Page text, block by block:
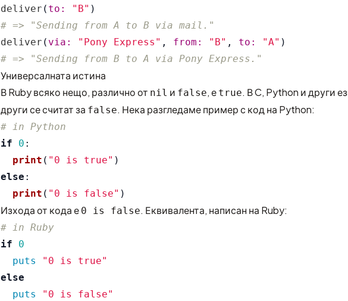
deliver ( to: "B" )
# => "Sending from A to B via mail."
deliver ( via: "Pony Express" , from: "B" , to: "A" )
# => "Sending from B to A via Pony Express."
Универсалната истина
В Ruby всяко нещо, различно от nil и false, е true. В C, Python и други
други се считат за false. Нека разгледаме пример с код на Python:
if
0 :
print ( " 0 is true" )
else :
print ( " 0 is false" )
Изхода от кода е 0 is false. Еквивалента, написан на Ruby:
# in Ruby
if
0
puts
"0 is true"
else
puts
"0 is false"